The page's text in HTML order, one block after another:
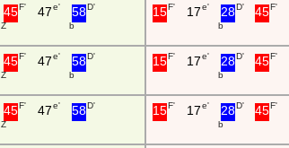
45F'
Z
47e' 58D'
b
15F' 17e' 28D'
b
45F'
45F'
Z
47e' 58D'
b
15F' 17e' 28D'
b
45F'
45F'
Z
47e' 58D' 15F' 17e' 28D'
b
45F'